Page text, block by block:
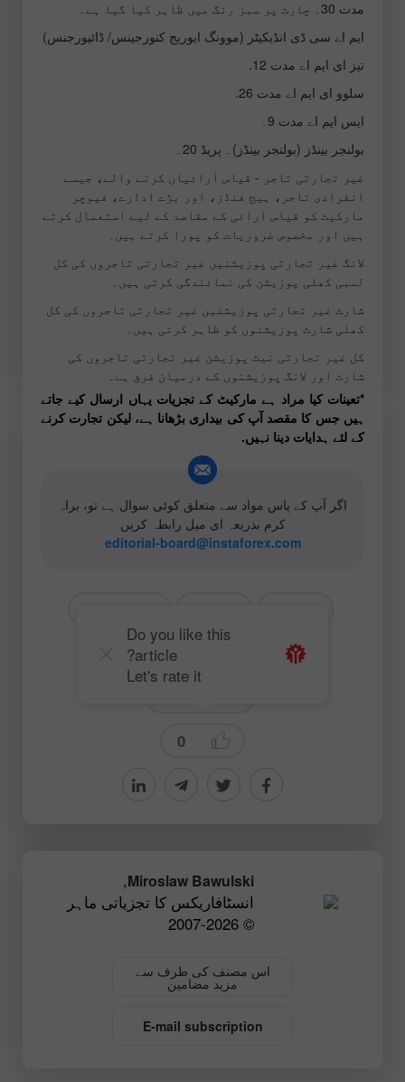
مدت 30۔ چارٹ پر سبز رنگ میں ظاہر کیا گیا ہے۔
ایم اے سی ڈی انڈیکیٹر (موونگ ایوریج کنورجینس/ ڈائیورجنس)
تیز ای ایم اے مدت 12.
سلوو ای ایم اے مدت 26.
ایس ایم اے مدت 9۔
بولنجر بینڈز (بولنجر بینڈز)۔ پریڈ 20۔
غیر تجارتی تاجر - قیاس آرائیاں کرنے والے، جیسے
انفرادی تاجر، ہیج فنڈز، اور بڑے ادارے، فیوچر
مارکیٹ کو قیاس آرائی کے مقاصد کے لیے استعمال کرتے
ہیں اور مخصوص ضروریات کو پورا کرتے ہیں۔
لانگ غیر تجارتی پوزیشنیں غیر تجارتی تاجروں کی کل
لمبی کھلی پوزیشن کی نمائندگی کرتی ہیں۔
شارٹ غیر تجارتی پوزیشنیں غیر تجارتی تاجروں کی کل
کھلی شارٹ پوزیشنوں کو ظاہر کرتی ہیں۔
کل غیر تجارتی نیٹ پوزیشن غیر تجارتی تاجروں کی
شارٹ اور لانگ پوزیشنوں کے درمیان فرق ہے۔
*تعینات کیا مراد ہے مارکیٹ کے تجزیات یہاں ارسال کیے جاتے
ہیں جس کا مقصد آپ کی بیداری بڑھانا ہے، لیکن تجارت کرنے
کے لئے ہدایات دینا نہیں.
اگر آپ کے پاس مواد سے متعلق کوئی سوال ہے تو، براہ
کرم بذریعہ ای میل رابطہ کریں
editorial-board@instaforex.com
# سی او ٹی (کمیٹمنٹ آف ٹریڈرز)
0
Do you like this
article?
Let's rate it
Miroslaw Bawulski
,
انسٹافاریکس کا تجزیاتی ماہر
© 2007-2026
اس مصنف کی طرف سے
مزید مضامین
E-mail subscription